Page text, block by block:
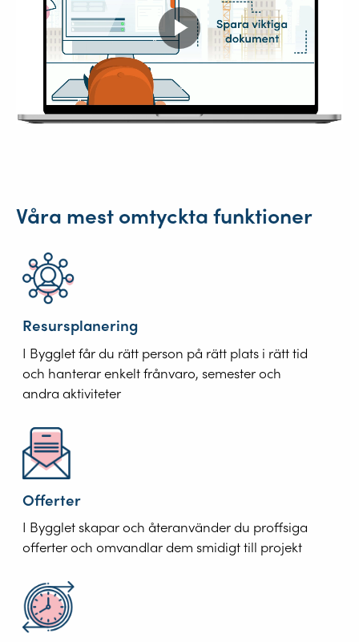
Våra mest omtyckta funktioner
Resursplanering
I Bygglet får du rätt person på rätt plats i rätt tid
och hanterar enkelt frånvaro, semester och
andra aktiviteter
Offerter
I Bygglet skapar och återanvänder du proffsiga
offerter och omvandlar dem smidigt till projekt